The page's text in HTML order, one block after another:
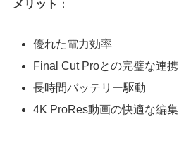
メリット ：
優れた電力効率
Final Cut Proとの完璧な連携
長時間バッテリー駆動
4K ProRes動画の快適な編集